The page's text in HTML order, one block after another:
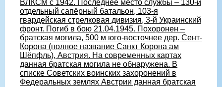
ВЛКСМ с 1942. Последнее место службы – 130-й
отдельный сапёрный батальон, 103-я
гвардейская стрелковая дивизия, 3-й Украинский
фронт. Погиб в бою 21.04.1945. Похоронен –
братская могила, 500 м юго-восточнее дер. Сент-
Корона (полное название Санкт Корона ам
Шёпфль), Австрия. На современных картах
данная братская могила не обнаружена. В
списке Советских воинских захоронений в
Федеральных землях Австрии данная братская